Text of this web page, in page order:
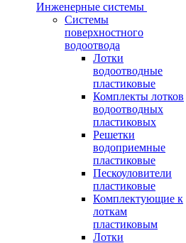
Инженерные системы
Системы
поверхностного
водоотвода
Лотки
водоотводные
пластиковые
Комплекты лотков
водоотводных
пластиковых
Решетки
водоприемные
пластиковые
Пескоуловители
пластиковые
Комплектующие к
лоткам
пластиковым
Лотки